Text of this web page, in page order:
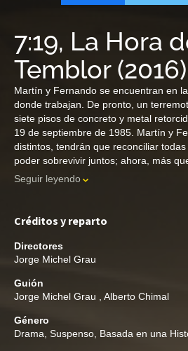
7:19, La Hora
Temblor (2016)
Martín y Fernando se encuentran en
donde trabajan. De pronto, un
siete pisos de concreto y metal
19 de septiembre de 1985. Martín y
distintos, tendrán que reconciliar
poder sobrevivir juntos; ahora, más
Seguir leyendo
Créditos y reparto
Directores
Jorge Michel Grau
Guión
Jorge Michel Grau
Alberto Chimal
Género
Drama Suspenso Basada en una